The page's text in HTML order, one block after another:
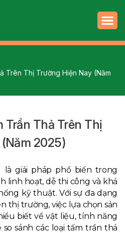
Trên Thị Trường Hiện Nay (Năm
Trần Thả Trên Thị
2025)
là giải pháp phổ biến trong
linh hoạt, dễ thi công và khả
kỹ thuật. Với sự đa dạng
thị trường, việc lựa chọn sản
biết về vật liệu, tính năng
so sánh các loại tấm trần thả